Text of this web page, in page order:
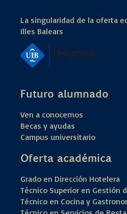
La singularidad de la oferta
Illes Balears
Futuro alumnado
Ven a conocernos
Becas y ayudas
Campus universitario
Oferta académica
Grado en Dirección Hotelera
Técnico Superior en Gestión
Técnico en Cocina y